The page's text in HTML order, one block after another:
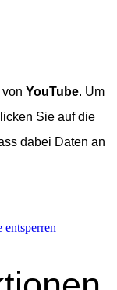
YouTube. Um
Sie auf die
dabei Daten an
entsperren